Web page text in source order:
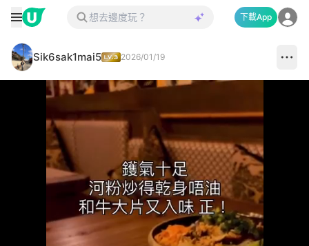
下載App
Sik6sak1mai5 2026/01/19